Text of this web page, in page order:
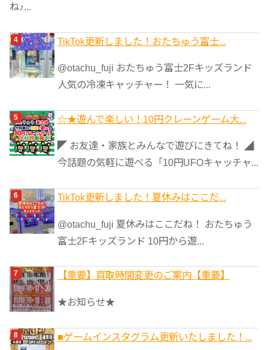
ね♪...
TikTok更新しました！おたちゅう富士...
@otachu_fuji おたちゅう富士2Fキッズランド
人気の冷凍キャッチャー！ 一気に...
☆★遊んで楽しい！10円クレーンゲーム大...
◤ お友達・家族とみんなで遊びにきてね！ ◢
今話題の気軽に遊べる「10円UFOキャッチャ...
TikTok更新しました！夏休みはここだ...
@otachu_fuji 夏休みはここだね！ おたちゅう
富士2Fキッズランド 10円から遊...
【重要】買取時間変更のご案内【重要】
★お知らせ★
■ゲームインスタグラム更新いたしました！...